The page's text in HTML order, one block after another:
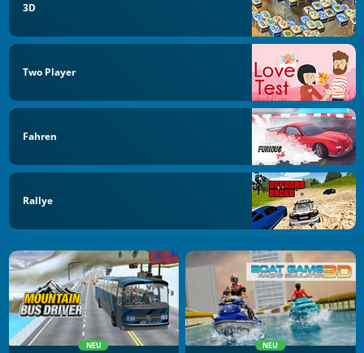
3D
Two Player
Fahren
Rallye
NEU NEU